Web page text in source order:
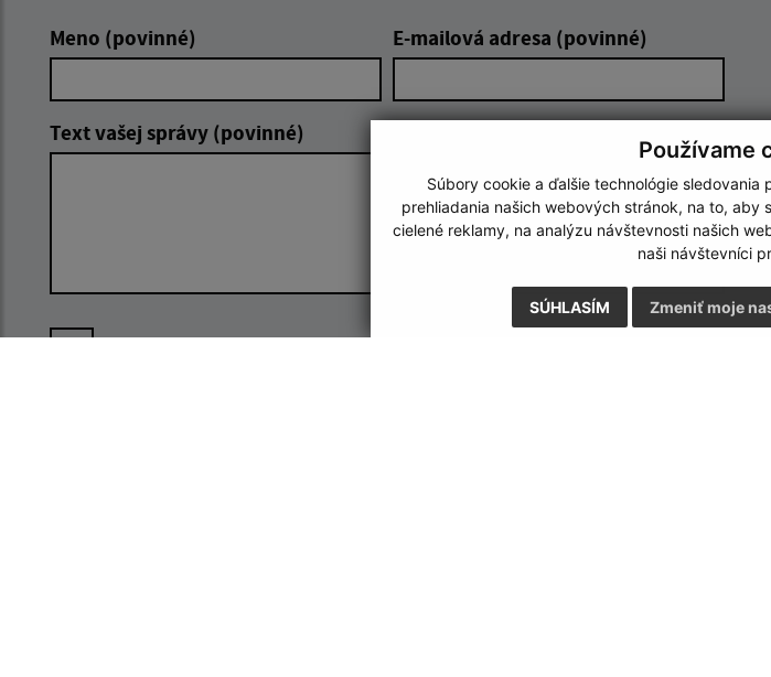
Používame
Súbory cookie a ďalšie technológie
prehliadania našich webových stránok, na to, aby
cielené reklamy, na analýzu návštevnosti našich
naši návštevníci
SÚHLASÍM Zmeniť moje
Meno (povinné)
E-mailová adresa (povinné)
Text vašej správy (povinné)